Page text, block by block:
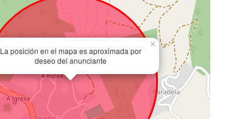
La posición en el mapa es aproximada por
deseo del anunciante
×